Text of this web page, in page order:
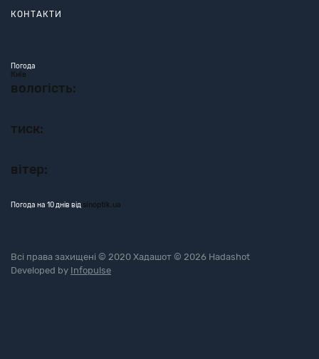
КОНТАКТИ
Погода
Київ
вологість:
тиск:
вітер:
Погода на 10 днів від sinoptik.ua
Всі права захищені © 2020 Хадашот © 2026 Hadashot
Developed by Infopulse